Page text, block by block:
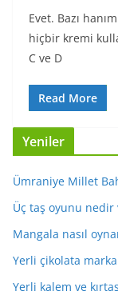
Evet. Bazı
hiçbir kremi
C ve D
Read More
Yeniler
Ümraniye Millet
Üç taş oyunu nedir
Mangala nasıl
Yerli çikolata
Yerli kalem ve